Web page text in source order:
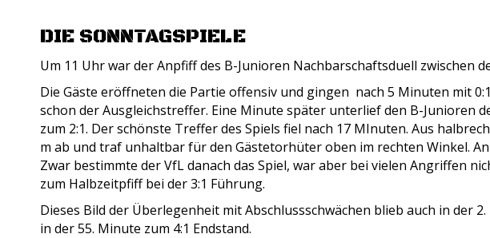
DIE SONNTAGSPIELE
Um 11 Uhr war der Anpfiff des B-Junioren Nachbarschaftsduell zwischen
Die Gäste eröffneten die Partie offensiv und gingen nach 5 Minuten mit
schon der Ausgleichstreffer. Eine Minute später unterlief den B-Junioren
zum 2:1. Der schönste Treffer des Spiels fiel nach 17 MInuten. Aus
m ab und traf unhaltbar für den Gästetorhüter oben im rechten Winkel.
Zwar bestimmte der VfL danach das Spiel, war aber bei vielen Angriffen
zum Halbzeitpfiff bei der 3:1 Führung.
Dieses Bild der Überlegenheit mit Abschlussschwächen blieb auch in der
in der 55. Minute zum 4:1 Endstand.